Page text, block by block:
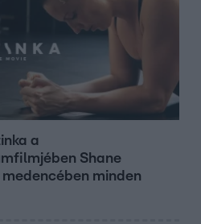
a
Shane
medencében minden